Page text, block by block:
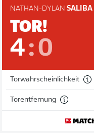
NATHAN-DYLAN SALIBA
TOR!
4:0
Torwahrscheinlichkeit
Torentfernung